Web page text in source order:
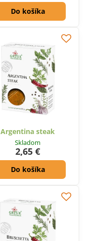
Do košíka
Argentina steak
Skladom
2,65 €
Do košíka